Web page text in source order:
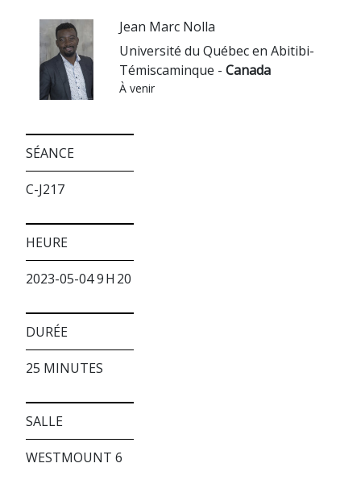
Jean Marc Nolla
Université du Québec en Abitibi-
Témiscaminque - Canada
À venir
SÉANCE
C-J217
HEURE
2023-05-04 9 H 20
DURÉE
25 MINUTES
SALLE
WESTMOUNT 6